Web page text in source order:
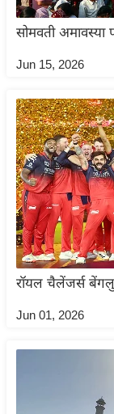
स्खे
प
र्य
न
स्थ
ल
फि
ट
ने
स
मं
त्रा
ले
सोमवती अमावस्या
Jun 15, 2026
रॉयल चैलेंजर्स
Jun 01, 2026